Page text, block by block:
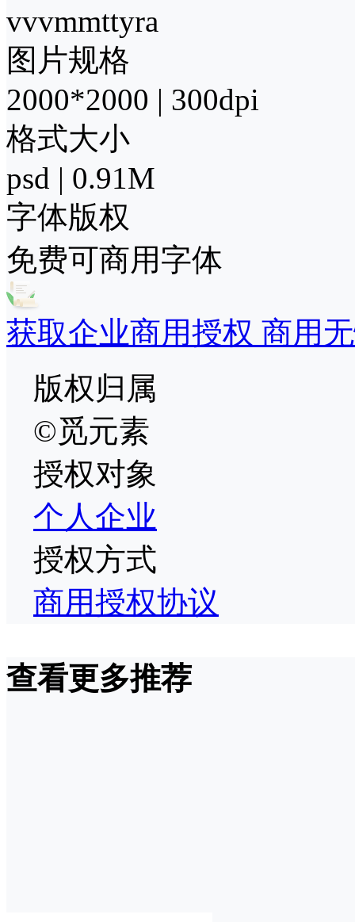
vvvmmttyra
图片规格
2000*2000 | 300dpi
格式大小
psd | 0.91M
字体版权
免费可商用字体
获取企业商用授权 商用
版权归属
©觅元素
授权对象
个人企业
授权方式
商用授权协议
查看更多推荐